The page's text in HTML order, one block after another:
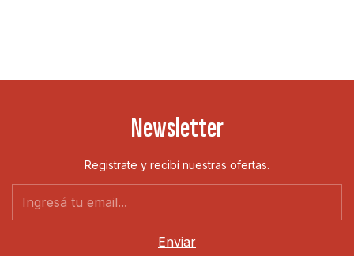
Newsletter
Registrate y recibí nuestras ofertas.